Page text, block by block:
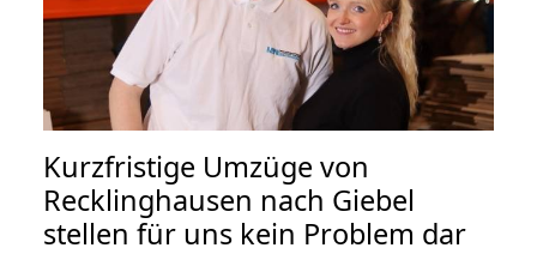
Kurzfristige Umzüge von
Recklinghausen nach Giebel
stellen für uns kein Problem dar